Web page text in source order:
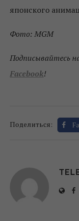
японского
Фото: MGM
Подписывайтесь
Facebook!
Поделиться: